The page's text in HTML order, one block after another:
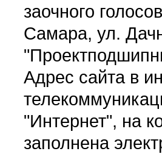
заочного
Самара, ул.
Адрес сайта в
"Интернет", на
заполнена